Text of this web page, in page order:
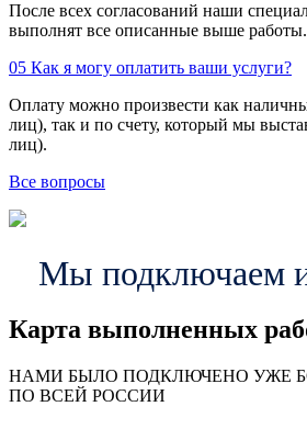
После всех согласований наши
выполнят все описанные выше работы.
05 Как я могу оплатить ваши услуги?
Оплату можно произвести как
лиц), так и по счету, который мы
лиц).
Все вопросы
Мы подключаем
Карта выполненных
НАМИ БЫЛО ПОДКЛЮЧЕНО УЖЕ
ПО ВСЕЙ РОССИИ99
48